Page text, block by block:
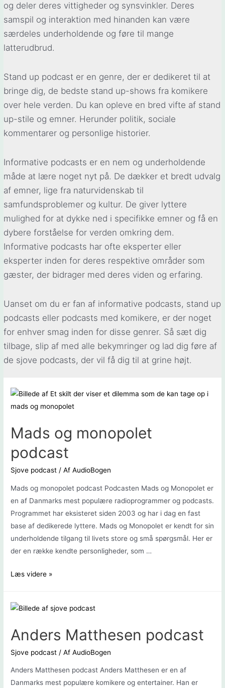
og deler deres vittigheder og synsvinkler. Deres
samspil og interaktion med hinanden kan være
særdeles underholdende og føre til mange
latterudbrud.
Stand up podcast er en genre, der er dedikeret til at
bringe dig, de bedste stand up-shows fra komikere
over hele verden. Du kan opleve en bred vifte af stand
up-stile og emner. Herunder politik, sociale
kommentarer og personlige historier.
Informative podcasts er en nem og underholdende
måde at lære noget nyt på. De dækker et bredt udvalg
af emner, lige fra naturvidenskab til
samfundsproblemer og kultur. De giver lyttere
mulighed for at dykke ned i specifikke emner og få en
dybere forståelse for verden omkring dem.
Informative podcasts har ofte eksperter eller
eksperter inden for deres respektive områder som
gæster, der bidrager med deres viden og erfaring.
Uanset om du er fan af informative podcasts, stand up
podcasts eller podcasts med komikere, er der noget
for enhver smag inden for disse genrer. Så sæt dig
tilbage, slip af med alle bekymringer og lad dig føre af
de sjove podcasts, der vil få dig til at grine højt.
Mads og monopolet
podcast
Sjove podcast / AfAudioBogen
Mads og monopolet podcast Podcasten Mads og Monopolet er
en af Danmarks mest populære radioprogrammer og podcasts.
Programmet har eksisteret siden 2003 og har i dag en fast
base af dedikerede lyttere. Mads og Monopolet er kendt for sin
underholdende tilgang til livets store og små spørgsmål. Her er
der en række kendte personligheder, som …
Mads
podcast
Læs videre »
Anders Matthesen podcast
Sjove podcast / AfAudioBogen
Anders Matthesen podcast Anders Matthesen er en af
Danmarks mest populære komikere og entertainer. Han er